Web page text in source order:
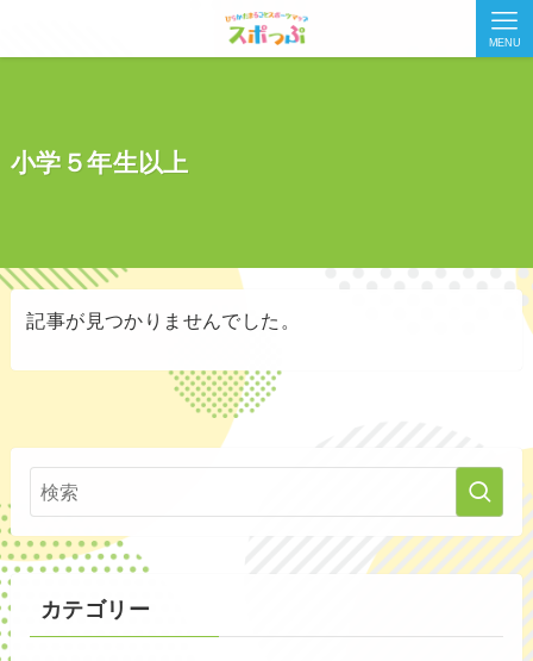
MENU
小学５年生以上
記事が見つかりませんでした。
カテゴリー